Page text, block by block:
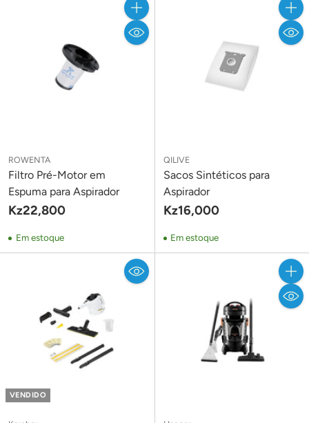
Quantidade
ROWENTA
Filtro Pré-Motor em
Espuma para Aspirador
Kz22,800
Em estoque
QILIVE
Sacos Sintéticos para
Aspirador
Kz16,000
Em estoque
VENDIDO